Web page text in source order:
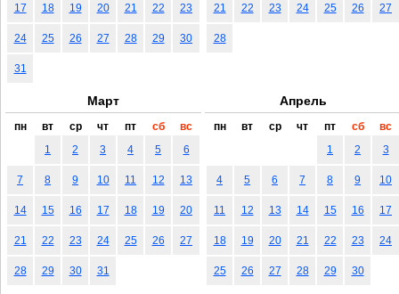
17 18 19 20 21 22 23
24 25 26 27 28 29 30
31
21 22 23 24 25 26 27
28
Март
пн вт ср чт пт сб
вс
1
2 3 4 5 6
7 8 9 10 11 12 13
14 15 16 17 18 19 20
21 22 23 24 25 26 27
28 29 30 31
Апрель
пн вт ср чт пт сб
вс
1
2 3
4 5 6 7 8 9 10
11 12 13 14 15 16 17
18 19 20 21 22 23 24
25 26 27 28 29 30